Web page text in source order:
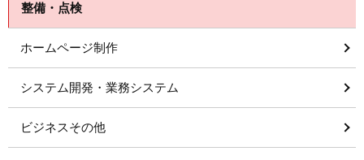
整備・点検
ホームページ制作
システム開発・業務システム
ビジネスその他